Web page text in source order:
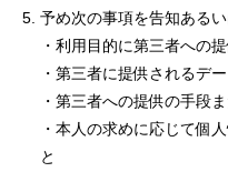
予め次の事項を告知ある
・利用目的に第三者への
・第三者に提供されるデ
・第三者への提供の手段
・本人の求めに応じて個
と